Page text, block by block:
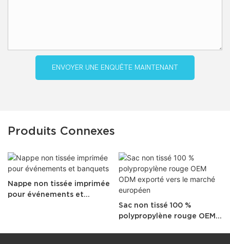
ENVOYER UNE ENQUÊTE MAINTENANT
Produits Connexes
Nappe non tissée imprimée
pour événements et
Sac non tissé 100 %
polypropylène rouge OEM